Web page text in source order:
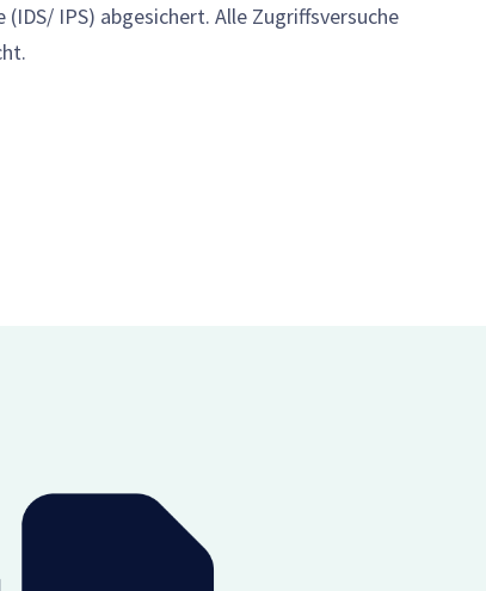
IPS) abgesichert. Alle Zugriffsversuche